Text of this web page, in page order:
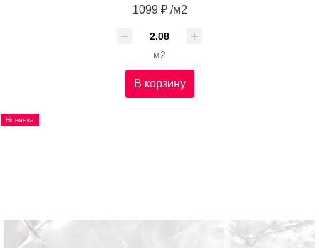
1099 ₽ /м2
м2
В корзину
Новинка